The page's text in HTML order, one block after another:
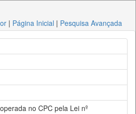
| Página Inicial | Pesquisa Avançada
no CPC pela Lei nº